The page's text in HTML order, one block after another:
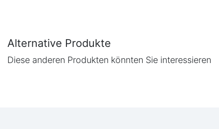
Alternative Produkte
Diese anderen Produkten könnten Sie interessieren